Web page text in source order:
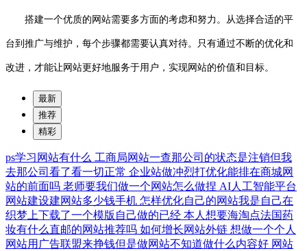
搭建一个优质的网站需要多方面的考虑和努力。从选择合适的平
台到推广与维护，每个步骤都需要认真对待。只有通过不断的优化和
改进，才能让网站更好地服务于用户，实现网站的价值和目标。
最新
推荐
精彩
ps学习网站有什么 工商局网站一查那公司的状态是注销但我
去那公司看了看一切正常 企业站做冲烈打优化能排在商城网
站的前面吗 老师要我们做一个网站怎么做捏 AI人工智能平台
网站建设建网站多少钱手机 怎样优化自己的网站我是自己在
织梦上下载了一个模版自己做的已经 本人想要海淘点法国药
妆有什么直邮的网站推荐吗 如何增长网站外链 想做一个个人
网站用广告联盟来挣钱但是做网站不知道做什么内容好 网站